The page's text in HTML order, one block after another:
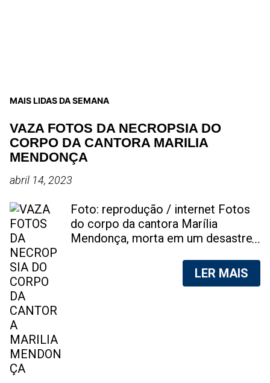
MAIS LIDAS DA SEMANA
VAZA FOTOS DA NECROPSIA DO
CORPO DA CANTORA MARILIA
MENDONÇA
abril 14, 2023
Foto: reprodução / internet Fotos
do corpo da cantora Marília
Mendonça, morta em um desastre
foram vazadas na internet. A
divulgação de fotos do corpo de
LER MAIS